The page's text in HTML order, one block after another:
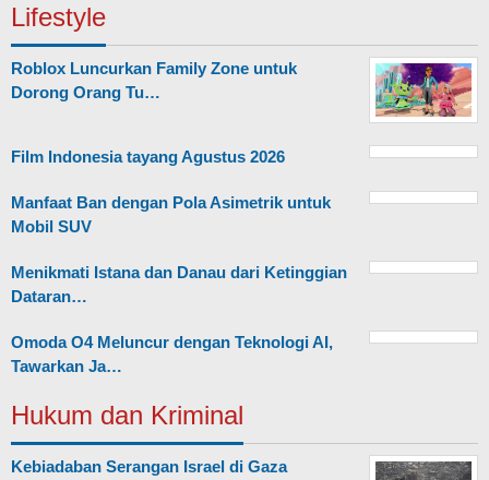
Lifestyle
Roblox Luncurkan Family Zone untuk
Dorong Orang Tu…
Film Indonesia tayang Agustus 2026
Manfaat Ban dengan Pola Asimetrik untuk
Mobil SUV
Menikmati Istana dan Danau dari Ketinggian
Dataran…
Omoda O4 Meluncur dengan Teknologi AI,
Tawarkan Ja…
Hukum dan Kriminal
Kebiadaban Serangan Israel di Gaza